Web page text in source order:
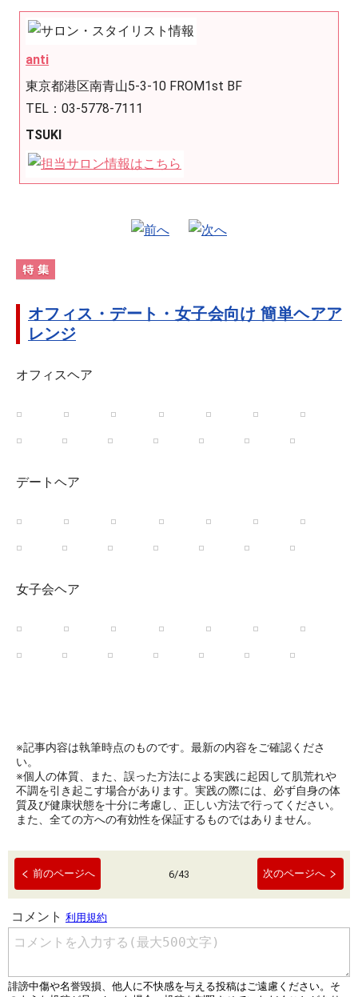
anti
東京都港区南青山5-3-10 FROM1st BF
TEL：03-5778-7111
TSUKI
オフィス・デート・女子会向け 簡単ヘアア
レンジ
オフィスヘア
デートヘア
女子会ヘア
※記事内容は執筆時点のものです。最新の内容をご確認くださ
い。
※個人の体質、また、誤った方法による実践に起因して肌荒れや
不調を引き起こす場合があります。実践の際には、必ず自身の体
質及び健康状態を十分に考慮し、正しい方法で行ってください。
また、全ての方への有効性を保証するものではありません。
前のページへ 6/43 次のページへ